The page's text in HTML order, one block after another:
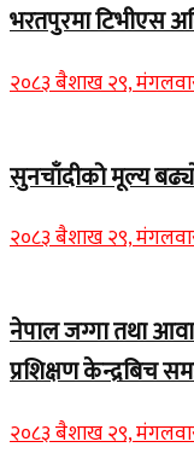
भरतपुरमा टिभीएस
२०८३ बैशाख २९,
सुनचाँदीको मूल्य
२०८३ बैशाख २९,
नेपाल जग्गा तथा
प्रशिक्षण केन्द्रबिच
२०८३ बैशाख २९,